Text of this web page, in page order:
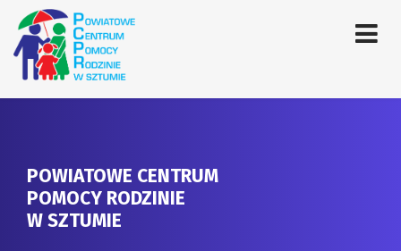
POWIATOWE CENTRUM
POMOCY RODZINIE
W SZTUMIE